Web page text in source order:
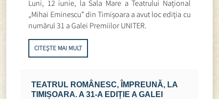
Luni, 12 iunie, la Sala Mare a Teatrului Național
„Mihai Eminescu” din Timișoara a avut loc ediția cu
numărul 31 a Galei Premiilor UNITER.
CITEȘTE MAI MULT
TEATRUL ROMÂNESC, ÎMPREUNĂ, LA
TIMIȘOARA. A 31-A EDIȚIE A GALEI